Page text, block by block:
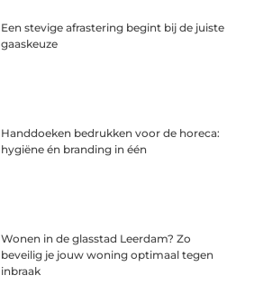
Een stevige afrastering begint bij de juiste
gaaskeuze
Handdoeken bedrukken voor de horeca:
hygiëne én branding in één
Wonen in de glasstad Leerdam? Zo
beveilig je jouw woning optimaal tegen
inbraak